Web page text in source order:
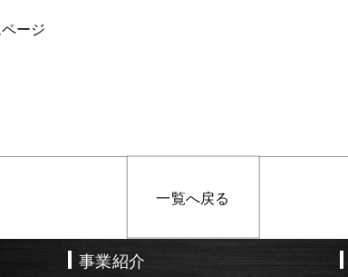
ージ
一覧へ戻る
事業紹介